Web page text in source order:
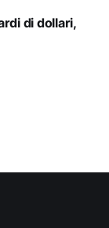
di dollari,